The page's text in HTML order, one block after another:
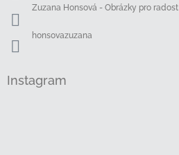
Zuzana Honsová - Obrázky pro radost
honsovazuzana
Instagram